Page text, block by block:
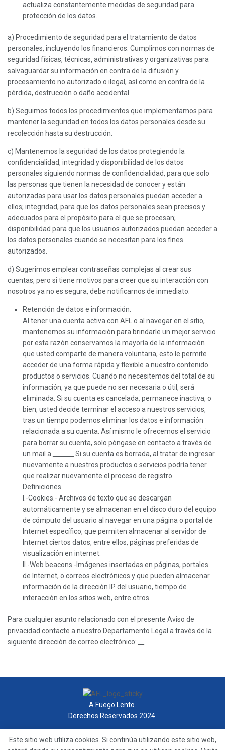
actualiza constantemente medidas de seguridad para
protección de los datos.
a) Procedimiento de seguridad para el tratamiento de datos
personales, incluyendo los financieros. Cumplimos con normas de
seguridad físicas, técnicas, administrativas y organizativas para
salvaguardar su información en contra de la difusión y
procesamiento no autorizado o ilegal, así como en contra de la
pérdida, destrucción o daño accidental.
b) Seguimos todos los procedimientos que implementamos para
mantener la seguridad en todos los datos personales desde su
recolección hasta su destrucción.
c) Mantenemos la seguridad de los datos protegiendo la
confidencialidad, integridad y disponibilidad de los datos
personales siguiendo normas de confidencialidad, para que solo
las personas que tienen la necesidad de conocer y están
autorizadas para usar los datos personales puedan acceder a
ellos; integridad, para que los datos personales sean precisos y
adecuados para el propósito para el que se procesan;
disponibilidad para que los usuarios autorizados puedan acceder a
los datos personales cuando se necesitan para los fines
autorizados.
d) Sugerimos emplear contraseñas complejas al crear sus
cuentas, pero si tiene motivos para creer que su interacción con
nosotros ya no es segura, debe notificarnos de inmediato.
Retención de datos e información.
Al tener una cuenta activa con AFL o al navegar en el sitio,
mantenemos su información para brindarle un mejor servicio
por esta razón conservamos la mayoría de la información
que usted comparte de manera voluntaria, esto le permite
acceder de una forma rápida y flexible a nuestro contenido
productos o servicios. Cuando no necesitemos del total de su
información, ya que puede no ser necesaria o útil, será
eliminada. Si su cuenta es cancelada, permanece inactiva, o
bien, usted decide terminar el acceso a nuestros servicios,
tras un tiempo podemos eliminar los datos e información
relacionada a su cuenta. Así mismo le ofrecemos el servicio
para borrar su cuenta, solo póngase en contacto a través de
un mail a
Si su cuenta es borrada, al tratar de ingresar
nuevamente a nuestros productos o servicios podría tener
que realizar nuevamente el proceso de registro.
Definiciones.
I.-Cookies.- Archivos de texto que se descargan
automáticamente y se almacenan en el disco duro del equipo
de cómputo del usuario al navegar en una página o portal de
Internet específico, que permiten almacenar al servidor de
Internet ciertos datos, entre ellos, páginas preferidas de
visualización en internet.
II.-Web beacons.-Imágenes insertadas en páginas, portales
de Internet, o correos electrónicos y que pueden almacenar
información de la dirección IP del usuario, tiempo de
interacción en los sitios web, entre otros.
Para cualquier asunto relacionado con el presente Aviso de
privacidad contacte a nuestro Departamento Legal a través de la
siguiente dirección de correo electrónico:
A Fuego Lento.
Derechos Reservados 2024.
Este sitio web utiliza cookies. Si continúa utilizando este sitio web,